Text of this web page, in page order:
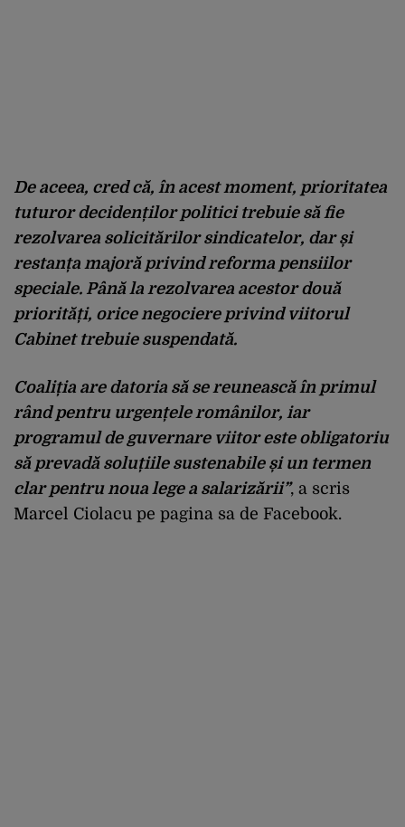
De aceea, cred că, în acest moment, prioritatea
tuturor decidenților politici trebuie să fie
rezolvarea solicitărilor sindicatelor, dar și
restanța majoră privind reforma pensiilor
speciale. Până la rezolvarea acestor două
priorități, orice negociere privind viitorul
Cabinet trebuie suspendată.
Coaliția are datoria să se reunească în primul
rând pentru urgențele românilor, iar
programul de guvernare viitor este obligatoriu
să prevadă soluțiile sustenabile și un termen
clar pentru noua lege a salarizării”, a scris
Marcel Ciolacu pe pagina sa de Facebook.